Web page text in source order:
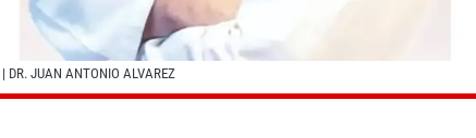
| DR. JUAN ANTONIO ALVAREZ